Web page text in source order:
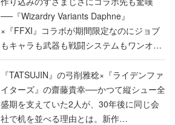
──『Wizardry Variants Daphne』
×『FFXI』コラボが期間限定なのにジョブ
もキャラも武器も戦闘システムもワンオフ
で作り込まれた理由を両ディレクターに聞
く
『TATSUJIN』の弓削雅稔×『ライデンファ
イターズ』の齋藤貴幸──かつて縦シュー全
盛期を支えていた2人が、30年後に同じ会
社で机を並べる理由とは。新作